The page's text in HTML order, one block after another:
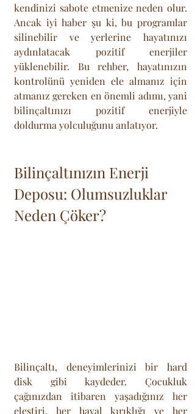
kendinizi sabote etmenize neden olur.
Ancak iyi haber şu ki, bu programlar
silinebilir ve yerlerine hayatınızı
aydınlatacak pozitif enerjiler
yüklenebilir. Bu rehber, hayatınızın
kontrolünü yeniden ele almanız için
atmanız gereken en önemli adımı, yani
bilinçaltınızı pozitif enerjiyle
doldurma yolculuğunu anlatıyor.
Bilinçaltınızın Enerji
Deposu: Olumsuzluklar
Neden Çöker?
Bilinçaltı, deneyimlerinizi bir hard
disk gibi kaydeder. Çocukluk
çağınızdan itibaren yaşadığınız her
eleştiri, her hayal kırıklığı ve her